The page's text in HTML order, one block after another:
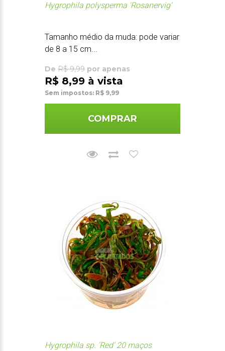
Hygrophila polysperma 'Rosanervig'
Tamanho médio da muda: pode variar
de 8 a 15 cm...
De R$ 9,99 por apenas
R$ 8,99 à vista
Sem impostos: R$ 9,99
COMPRAR
Hygrophila sp. 'Red' 20 maços